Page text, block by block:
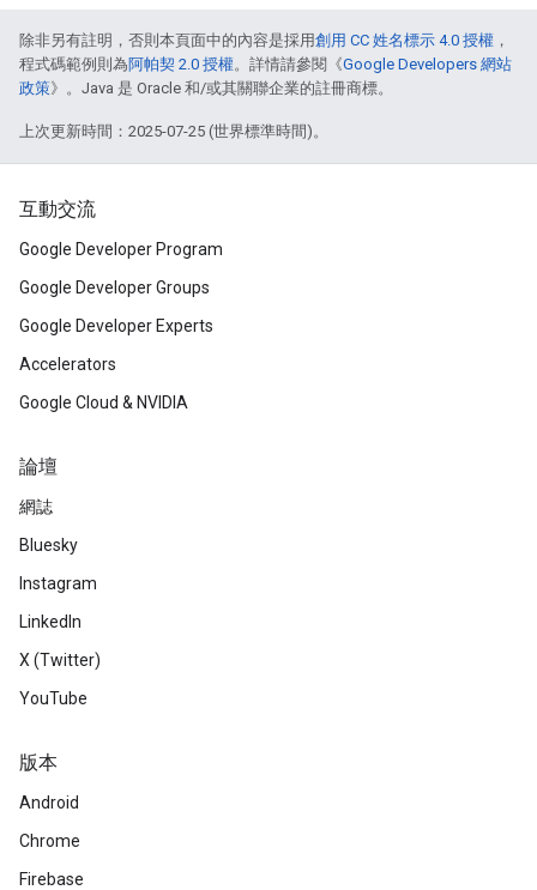
除非另有註明，否則本頁面中的內容是採用創用 CC 姓名標示 4.0 授權 ，
程式碼範例則為阿帕契 2.0 授權。詳情請參閱《Google Developers 網站
政策》。Java 是 Oracle 和/或其關聯企業的註冊商標。
上次更新時間：2025-07-25 (世界標準時間)。
互動交流
Google Developer Program
Google Developer Groups
Google Developer Experts
Accelerators
Google Cloud & NVIDIA
論壇
網誌
Bluesky
Instagram
LinkedIn
X (Twitter)
YouTube
版本
Android
Chrome
Firebase